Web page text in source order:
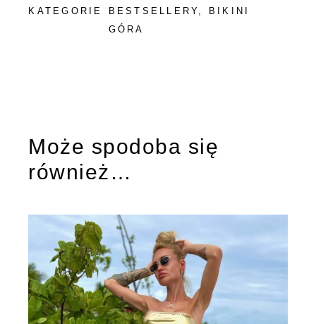
KATEGORIE BESTSELLERY,
BIKINI
GÓRA
Może spodoba się
również…